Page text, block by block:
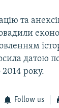
та
датою
року.
Follow us